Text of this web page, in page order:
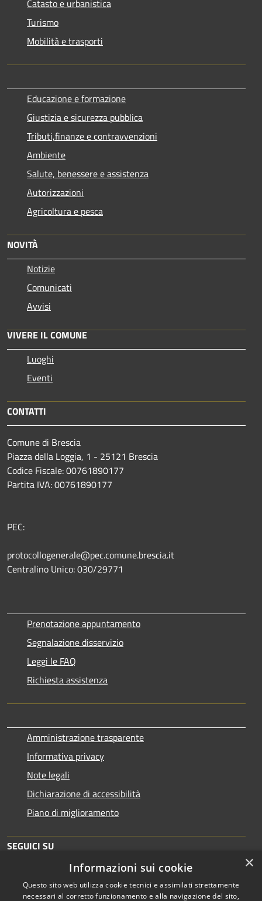
Catasto e urbanistica
Turismo
Mobilità e trasporti
Educazione e formazione
Giustizia e sicurezza pubblica
Tributi,finanze e contravvenzioni
Ambiente
Salute, benessere e assistenza
Autorizzazioni
Agricoltura e pesca
NOVITÀ
Notizie
Comunicati
Avvisi
VIVERE IL COMUNE
Luoghi
Eventi
CONTATTI
Comune di Brescia
Piazza della Loggia, 1 - 25121 Brescia
Codice Fiscale: 00761890177
Partita IVA: 00761890177
PEC:
protocollogenerale@pec.comune.brescia.it
Centralino Unico: 030/29771
Prenotazione appuntamento
Segnalazione disservizio
Leggi le FAQ
Richiesta assistenza
Amministrazione trasparente
Informativa privacy
Note legali
Dichiarazione di accessibilità
Piano di miglioramento
SEGUICI SU
×
Informazioni sui cookie
Questo sito web utilizza cookie tecnici e assimilati strettamente
necessari al corretto funzionamento e alla navigazione del sito,